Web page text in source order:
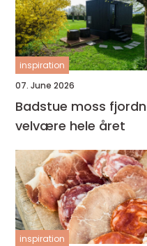
inspiration
07. June 2026
Badstue moss fjordnær
velvære hele året
inspiration